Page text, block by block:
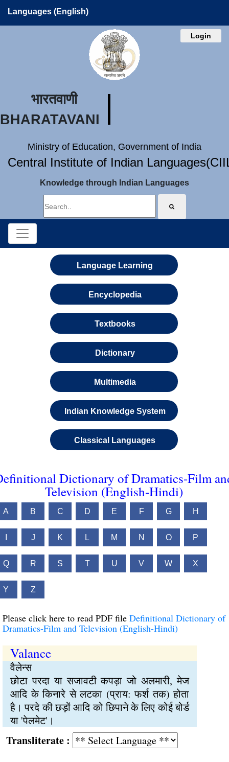
Languages (English)
Login
भारतवाणी
BHARATAVANI
Ministry of Education, Government of India
Central Institute of Indian
Knowledge through Indian Languages
Language Learning
Encyclopedia
Textbooks
Dictionary
Multimedia
Indian Knowledge System
Classical Languages
Dictionary of Dramatics-Film
Television (English-Hindi)
A B C D E F G H
J K L M N O P
Q R S T U V W X
Y Z
Please click here to read PDF file Definitional Dictionary of
Dramatics-Film and Television (English-Hindi)
Valance
वैलेन्स
छोटा परदा या सजावटी कपड़ा जो अलमारी, मेज
आदि के किनारे से लटका (प्राय: फर्श तक) होता
है। परदे की छड़ों आदि को छिपाने के लिए कोई बोर्ड
या 'पेलमेट'।
: